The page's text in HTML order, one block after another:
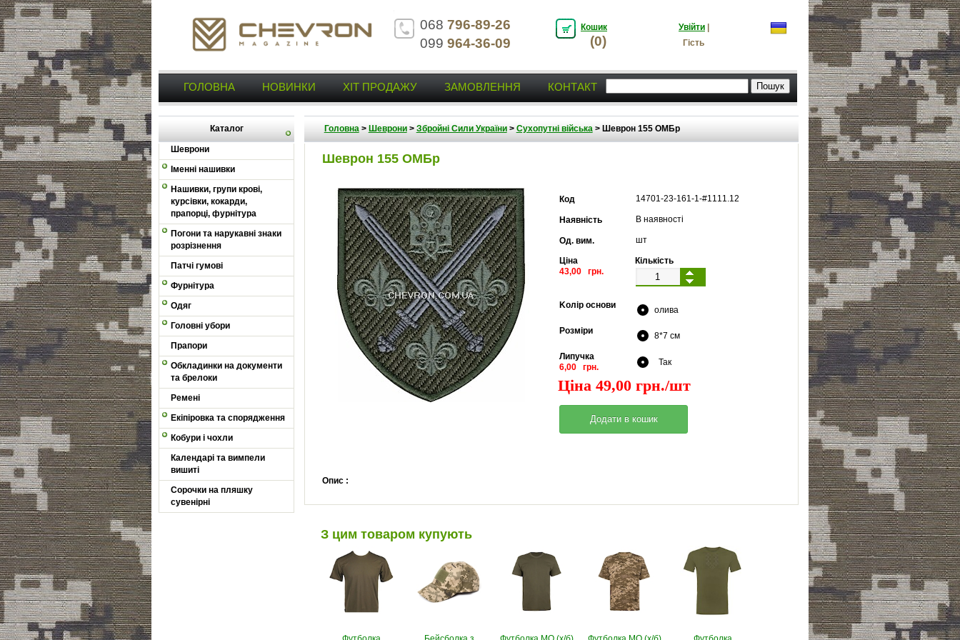
068 796-89-26
099 964-36-09
Кошик
(0)
Увійти
Гість
ГОЛОВНА НОВИНКИ ХІТ ПРОДАЖУ ЗАМОВЛЕННЯ КОНТАКТ
Каталог
Шеврони
Іменні нашивки
Нашивки, групи крові,
курсівки, кокарди,
прапорці, фурнітура
Погони та нарукавні знаки
розрізнення
Патчі гумові
Фурнітура
Одяг
Головні убори
Прапори
Обкладинки на документи
та брелоки
Ремені
Екіпіровка та спорядження
Кобури і чохли
Календарі та вимпели
вишиті
Сорочки на пляшку
сувенірні
Головна> Шеврони> Збройні Сили України> Сухопутні війська> Шеврон 155 ОМБр
Шеврон 155 ОМБр
Код 14701-23-161-1-#1111.12
Наявність В наявності
Од. вим. шт
Ціна
43,00 грн.
Кількість
Kолір основи
олива
Pозміри
8*7 см
Липучка
6,00 грн.
Так
Ціна 49,00 грн./шт
Опис :
З цим товаром купують